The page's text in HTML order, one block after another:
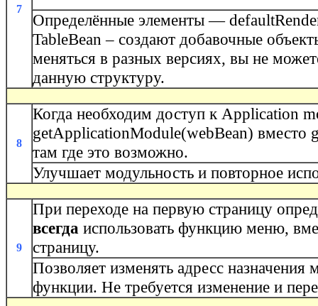
7
Определённые элементы —
TableBean – создают добавочные
меняться в разных версиях, вы не
данную структуру.
8
Когда необходим доступ к Application
getApplicationModule(webBean) вместо
там где это возможно.
Улучшает модульность и повторное
9
При переходе на первую страницу
всегда использовать функцию меню,
страницу.
Позволяет изменять адресс назначения
функции. Не требуется изменение и